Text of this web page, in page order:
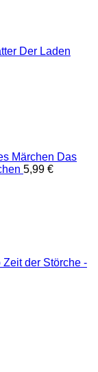
Der Laden
Das
5,99 €
Zeit der Störche -